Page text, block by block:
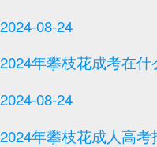
2024-08-24
2024年攀枝花成考在什
2024-08-24
2024年攀枝花成人高